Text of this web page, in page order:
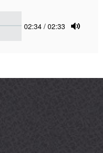
Current
02:34 / 02:33